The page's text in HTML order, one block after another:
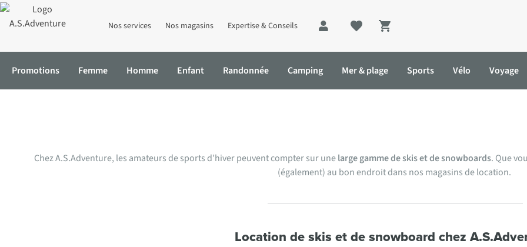
Nos services Nos magasins Expertise & Conseils
Shopping cart
Promotions Femme Homme Enfant Randonnée Camping Mer & plage Sports Vélo Voyage
Offre de location de matériel de sports
Chez A.S.Adventure, les amateurs de sports d’hiver peuvent compter sur unelarge gamme de skis et de snowboards. Que
(également) au bon endroit dans nos magasins de location.
Location de skis et de snowboard chez